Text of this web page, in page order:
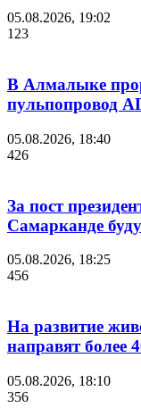
05.08.2026, 19:02
123
В Алмалыке
пульпопровод
05.08.2026, 18:40
426
За пост
Самарканде
05.08.2026, 18:25
456
На развитие
направят более
05.08.2026, 18:10
356